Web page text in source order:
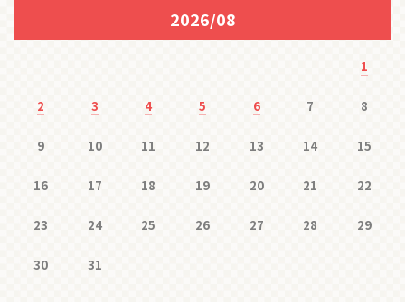
2026/08
1
2 3 4 5 6 7 8
9 10 11 12 13 14 15
16 17 18 19 20 21 22
23 24 25 26 27 28 29
30 31